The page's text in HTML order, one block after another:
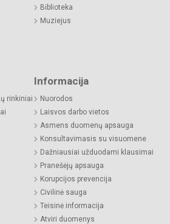
Biblioteka
Muziejus
rinkiniai
Informacija
Nuorodos
Laisvos darbo vietos
Asmens duomenų apsauga
Konsultavimasis su visuomene
Dažniausiai užduodami klausimai
Pranešėjų apsauga
Korupcijos prevencija
Civilinė sauga
Teisinė informacija
Atviri duomenys